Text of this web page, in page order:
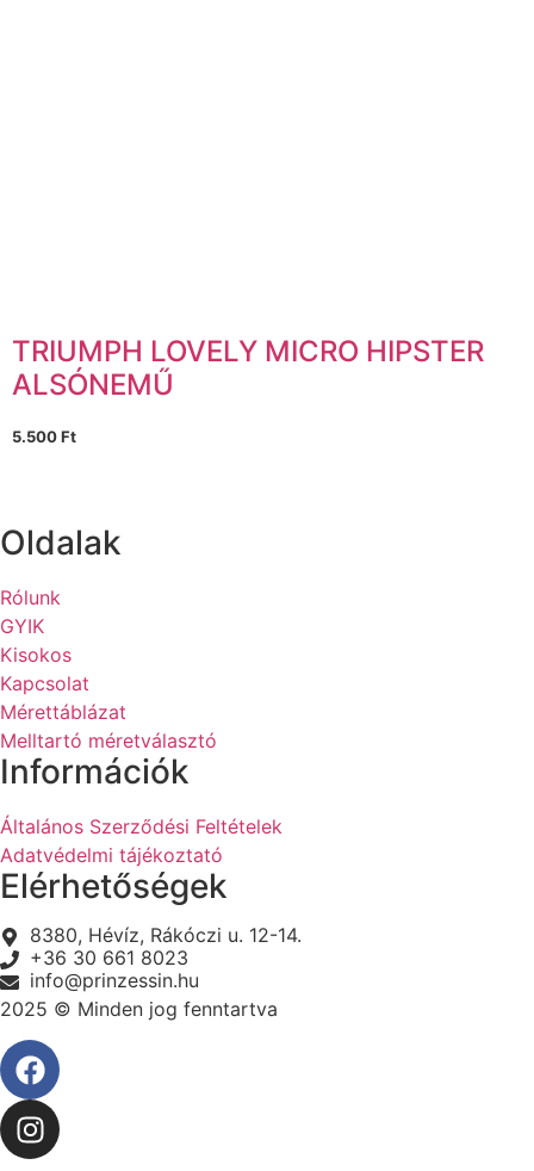
TRIUMPH LOVELY MICRO HIPSTER
ALSÓNEMŰ
5.500Ft
Oldalak
Rólunk
GYIK
Kisokos
Kapcsolat
Mérettáblázat
Melltartó méretválasztó
Információk
Általános Szerződési Feltételek
Adatvédelmi tájékoztató
Elérhetőségek
8380, Hévíz, Rákóczi u. 12-14.
+36 30 661 8023
info@prinzessin.hu
2025 © Minden jog fenntartva